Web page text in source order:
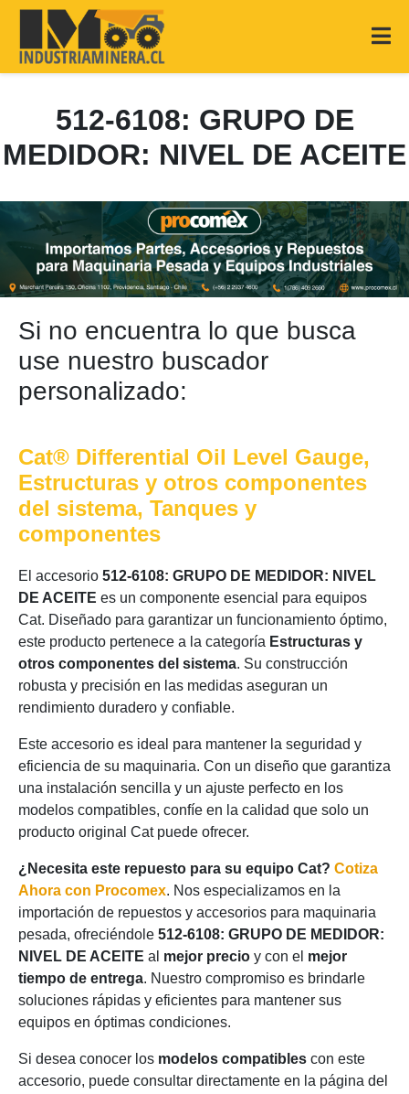
512-6108: GRUPO DE
MEDIDOR: NIVEL DE ACEITE
Si no encuentra lo que busca
use nuestro buscador
personalizado:
Cat® Differential Oil Level Gauge,
Estructuras y otros componentes
del sistema, Tanques y
componentes
El accesorio 512-6108: GRUPO DE MEDIDOR: NIVEL
DE ACEITE es un componente esencial para equipos
Cat. Diseñado para garantizar un funcionamiento óptimo,
este producto pertenece a la categoría Estructuras y
otros componentes del sistema. Su construcción
robusta y precisión en las medidas aseguran un
rendimiento duradero y confiable.
Este accesorio es ideal para mantener la seguridad y
eficiencia de su maquinaria. Con un diseño que garantiza
una instalación sencilla y un ajuste perfecto en los
modelos compatibles, confíe en la calidad que solo un
producto original Cat puede ofrecer.
¿Necesita este repuesto para su equipo Cat? Cotiza
Ahora con Procomex. Nos especializamos en la
importación de repuestos y accesorios para maquinaria
pesada, ofreciéndole 512-6108: GRUPO DE MEDIDOR:
NIVEL DE ACEITE al mejor precio y con el mejor
tiempo de entrega. Nuestro compromiso es brindarle
soluciones rápidas y eficientes para mantener sus
equipos en óptimas condiciones.
Si desea conocer los modelos compatibles con este
accesorio, puede consultar directamente en la página del